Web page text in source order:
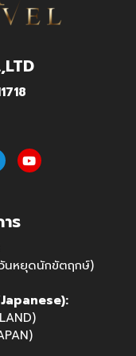
ร
นหยุดนักขัตฤกษ์)